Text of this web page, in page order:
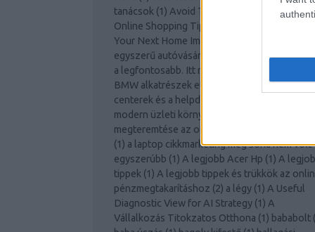
tanácsok (1) Avoid The Lines With These
Online Shopping Tips
Your Next Home Improvement Project!
egyszerű autóvásárlás
Az otthoni
a legfontosabb. Itt megtalálja a tippeket.
BMW alkatrészek etalont jelentenek!(1)A
centerek és a helpdesk támogatás szerepe a
modern üzleti környezetben
megteremtése az otthoni vállalkozás számára
(1) a laptop cikkmarketing még soha nem volt
egyszerúbb (1) A legjobb Acer Hp (1) A
tippek (1) A legjobb tippek és trükkök az
pénzmegtakarításhoz (2) a légy (1) A Useful
Diagnostic View for AI Strategy (1) A
Vállalkozás Titokzatos Otthona (1) bababolt (